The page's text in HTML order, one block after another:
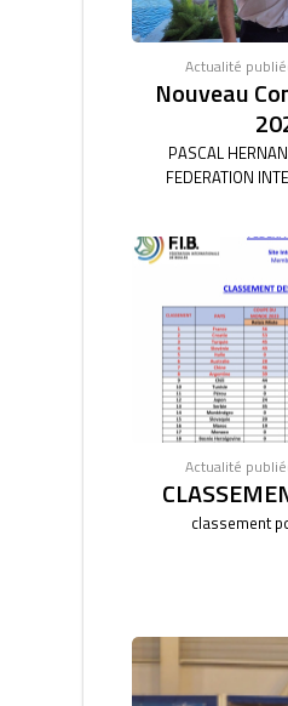
Actualité
Nouveau
PASCAL
FEDERATION
Actualité
classement